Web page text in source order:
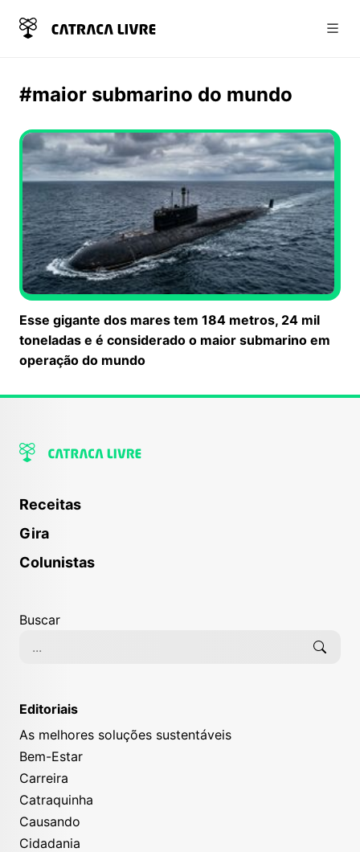
#maior submarino do mundo
Esse gigante dos mares tem 184 metros, 24 mil
toneladas e é considerado o maior submarino em
operação do mundo
Receitas
Gira
Colunistas
Buscar
Editoriais
As melhores soluções sustentáveis
Bem-Estar
Carreira
Catraquinha
Causando
Cidadania